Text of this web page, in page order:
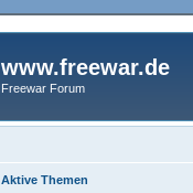
www.freewar.de
Freewar Forum
Aktive Themen